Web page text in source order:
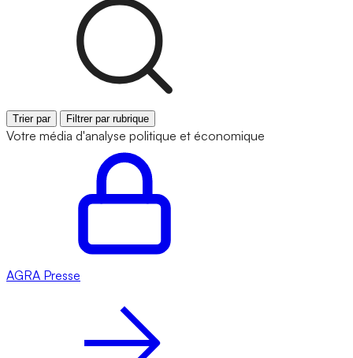
Trier par Filtrer par rubrique
Votre média d'analyse politique et économique
AGRA Presse